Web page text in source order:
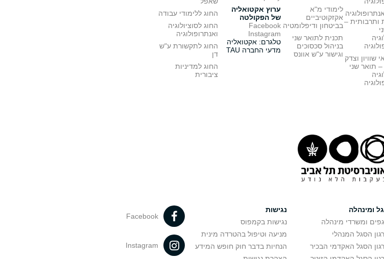
ותרבותית –
שוויון וצדק
– תואר שני
לימודי מ"א
אקזקוטיביים
בביטחון ודיפלומטיה
תכנית לתואר שני
בניהול סכסוכים
וגישור ע"ש אוונס
ערוץ אקטואליה
של הפקולטה
Facebook
Instagram
טלגרם: אקטואליה
מדעי החברה TAU
החוג ללימודי עבודה
החוג לסוציולוגיה
ואנתרופולוגיה
החוג לתקשורת ע"ש
דן
החוג למדיניות
ציבורית
ומינהלה
ומשרדי מינהלה
הסגל המנהלי
הסגל האקדמי הבכיר
נגישות
נגישות בקמפוס
מניעה וטיפול בהטרדה מינית
הנחיות בדבר חוק חופש המידע
Facebook
Instagram